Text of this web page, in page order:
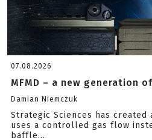
07.08.2026
MFMD – a new generation
Damian Niemczuk
Strategic Sciences has created
uses a controlled gas flow
baffle...